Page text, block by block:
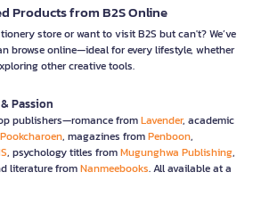
Products from B2S Online
store or want to visit B2S but can't? We’ve
browse online—ideal for every lifestyle, whether
other creative tools.
Passion
publishers—romance fromLavender, academic
, magazines fromPenboon,
, psychology titles fromMugunghwa Publishing,
literature fromNanmeebooks. All available at a